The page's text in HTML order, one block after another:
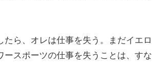
ら、オレは仕事を失う。まだイエロ
スポーツの仕事を失うことは、すな